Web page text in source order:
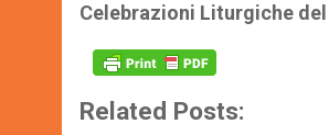
Celebrazioni Liturgiche
Related Posts: